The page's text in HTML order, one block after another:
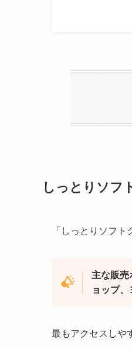
しっとりソフ
「しっとりソフ
主な販売
ョップ、
最もアクセスしや